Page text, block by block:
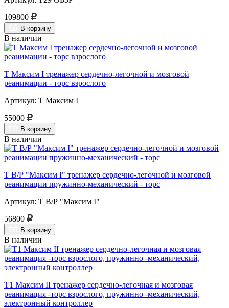
109800
В корзину
В наличии
Т Максим I тренажер сердечно-легочной и мозговой
реанимации - торс взрослого
Артикул: Т Максим I
55000
В корзину
В наличии
Т В/Р "Максим I" тренажер сердечно-легочной и мозговой
реанимации пружинно-механический - торс
Артикул: Т В/Р "Максим I"
56800
В корзину
В наличии
Т1 Максим II тренажер сердечно-легочная и мозговая
реанимация -торс взрослого, пружинно -механический,
электронный контроллер